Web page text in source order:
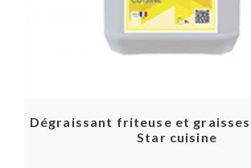
Dégraissant friteuse et
Star cuisine